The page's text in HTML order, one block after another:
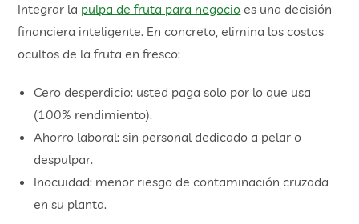
Integrar la pulpa de fruta para negocio es una decisión
financiera inteligente. En concreto, elimina los costos
ocultos de la fruta en fresco:
Cero desperdicio: usted paga solo por lo que usa
(100% rendimiento).
Ahorro laboral: sin personal dedicado a pelar o
despulpar.
Inocuidad: menor riesgo de contaminación cruzada
en su planta.